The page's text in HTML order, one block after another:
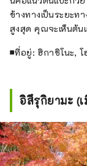
ข้างทางเป็นระยะท
สูงสุด คุณจะเห็นต้น
■ที่อยู่: ฮิกาชิโนะ,
อิสึรุกิยามะ (